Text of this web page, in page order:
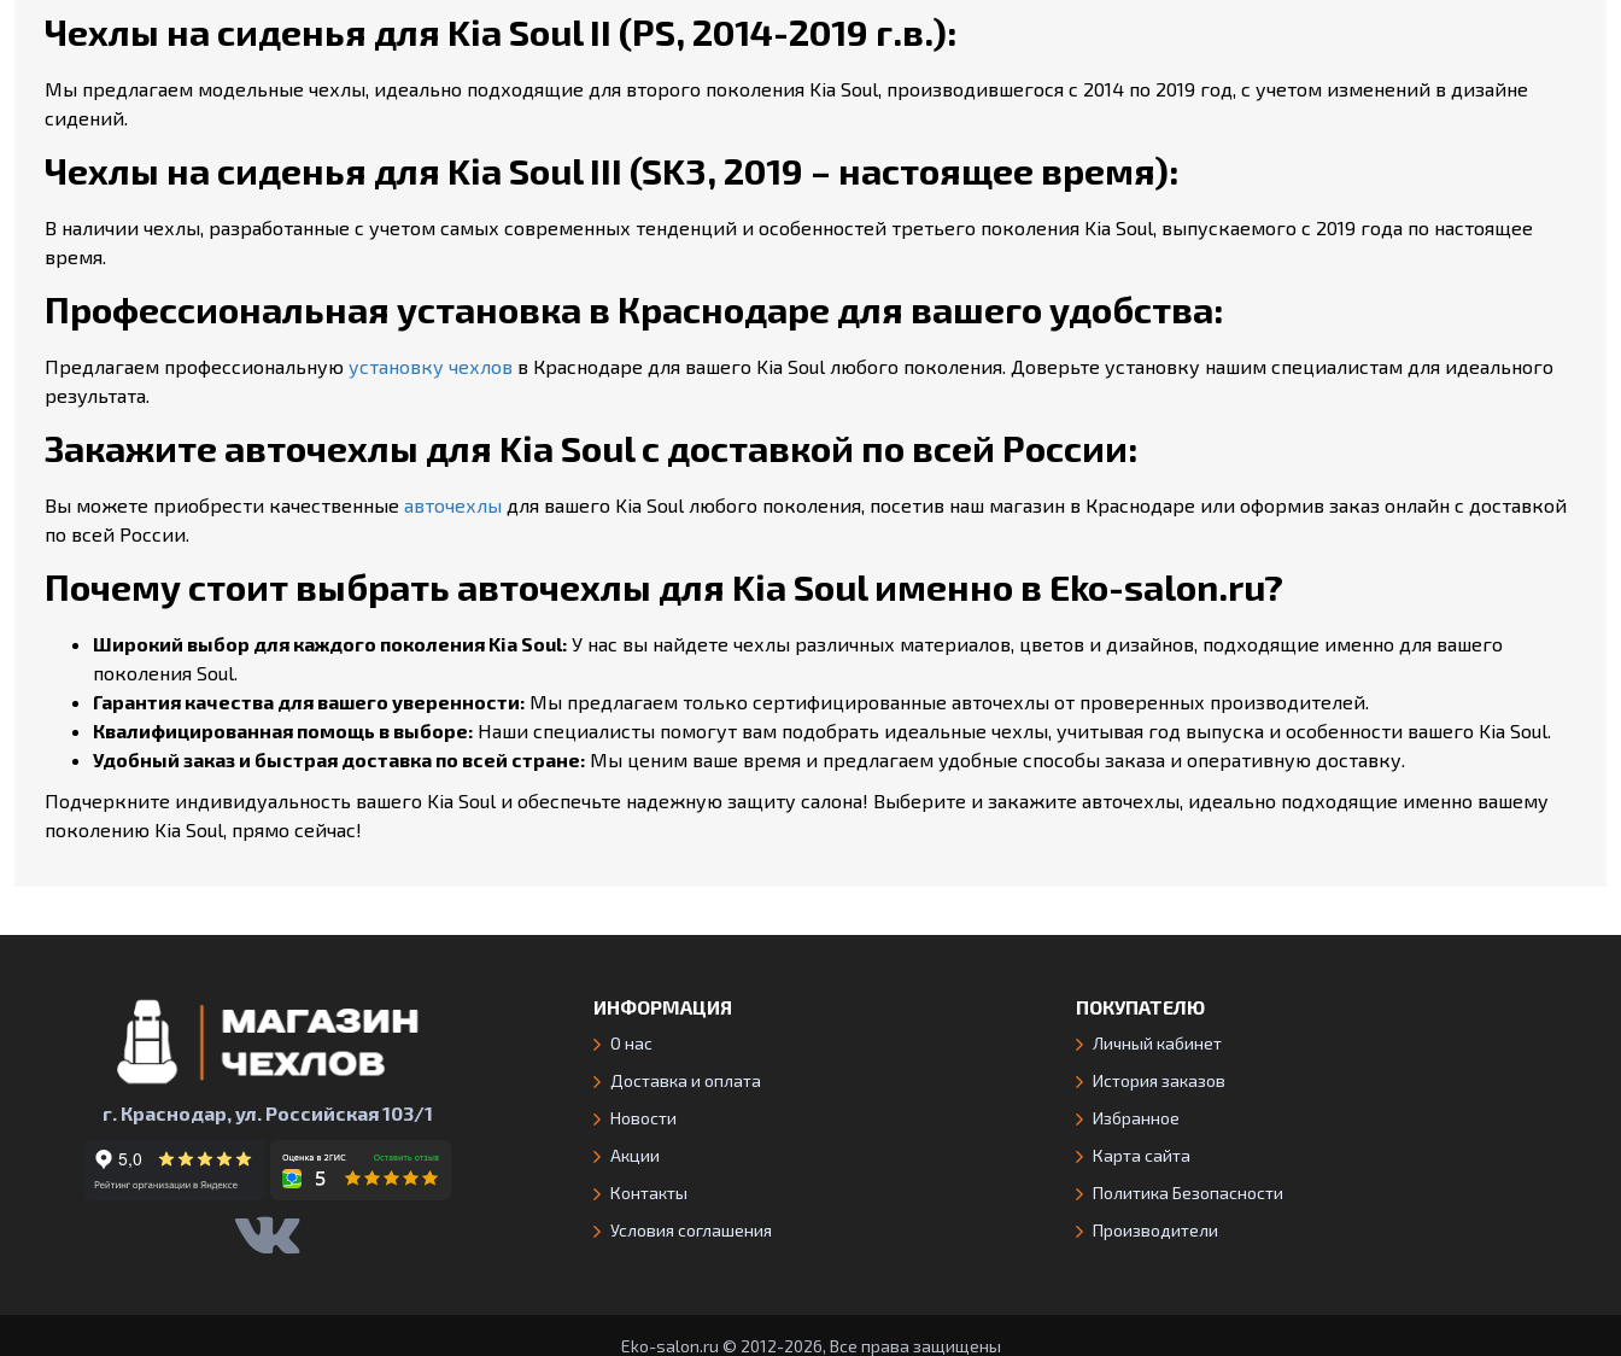
Чехлы на сиденья для Kia Soul II (PS, 2014-2019 г.в.):
Мы предлагаем модельные чехлы, идеально подходящие для второго поколения Kia Soul, производившегося с 2014 по 2019 год, с учетом изменений в дизайне
сидений.
Чехлы на сиденья для Kia Soul III (SK3, 2019 – настоящее время):
В наличии чехлы, разработанные с учетом самых современных тенденций и особенностей третьего поколения Kia Soul, выпускаемого с 2019 года по настоящее
время.
Профессиональная установка в Краснодаре для вашего удобства:
Предлагаем профессиональную установку чехлов в Краснодаре для вашего Kia Soul любого поколения. Доверьте установку нашим специалистам для идеального
результата.
Закажите авточехлы для Kia Soul с доставкой по всей России:
Вы можете приобрести качественные авточехлы для вашего Kia Soul любого поколения, посетив наш магазин в Краснодаре или оформив заказ онлайн с доставкой
по всей России.
Почему стоит выбрать авточехлы для Kia Soul именно в Eko-salon.ru?
Широкий выбор для каждого поколения Kia Soul: У нас вы найдете чехлы различных материалов, цветов и дизайнов, подходящие именно для вашего
поколения Soul.
Гарантия качества для вашего уверенности: Мы предлагаем только сертифицированные авточехлы от проверенных производителей.
Квалифицированная помощь в выборе: Наши специалисты помогут вам подобрать идеальные чехлы, учитывая год выпуска и особенности вашего Kia Soul.
Удобный заказ и быстрая доставка по всей стране: Мы ценим ваше время и предлагаем удобные способы заказа и оперативную доставку.
Подчеркните индивидуальность вашего Kia Soul и обеспечьте надежную защиту салона! Выберите и закажите авточехлы, идеально подходящие именно вашему
поколению Kia Soul, прямо сейчас!
г. Краснодар, ул. Российская 103/1
ИНФОРМАЦИЯ
О нас
Доставка и оплата
Новости
Акции
Контакты
Условия соглашения
ПОКУПАТЕЛЮ
Личный кабинет
История заказов
Избранное
Карта сайта
Политика Безопасности
Производители
Eko-salon.ru © 2012-2026, Все права защищены